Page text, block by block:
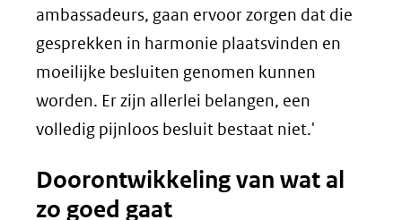
ambassadeurs, gaan ervoor zorgen dat die
gesprekken in harmonie plaatsvinden en
moeilijke besluiten genomen kunnen
worden. Er zijn allerlei belangen, een
volledig pijnloos besluit bestaat niet.'
Doorontwikkeling van wat al
zo goed gaat